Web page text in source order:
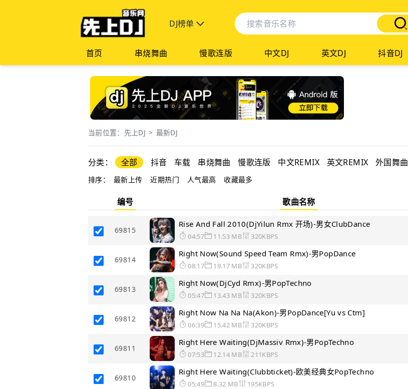
DJ榜单
首页 串烧舞曲 慢歌连版 中文DJ 英文DJ 抖音DJ
当前位置： 先上DJ > 最新DJ
分类： 全部 抖音 车载 串烧舞曲 慢歌连版 中文REMIX 英文REMIX 外国舞曲
排序： 最新上传 近期热门 人气最高 收藏最多
编号 歌曲名称
69815
Rise And Fall 2010(DjYilun Rmx 开场)-男女ClubDance
04:57 11.53 MB 320KBPS
69814
Right Now(Sound Speed Team Rmx)-男PopDance
08:17 19.17 MB 320KBPS
69813
Right Now(DjCyd Rmx)-男PopTechno
05:47 13.43 MB 320KBPS
69812
Right Now Na Na Na(Akon)-男PopDance[Yu vs Ctm]
06:39 15.42 MB 320KBPS
69811
Right Here Waiting(DjMassiv Rmx)-男PopTechno
07:53 12.14 MB 211KBPS
69810
Right Here Waiting(Clubbticket)-欧美经典女PopTechno
05:49 8.32 MB 195KBPS